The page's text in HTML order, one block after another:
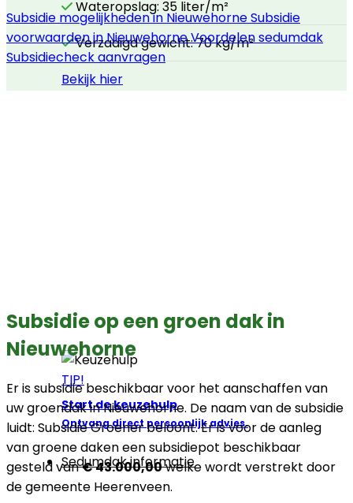
Wateropslag: 35 liter/m²
Verzadigd gewicht: 70 kg/m²
Bekijk hier
TIP!
Start de keuzehulp
Ontvang direct persoonlijk advies.
Sedumdak informatie
Subsidie mogelijkheden in NieuwehorneSubsidie
voorwaarden in NieuwehorneVoordelen sedumdak
Subsidiecheck aanvragen
Subsidie op een groen dak in
Nieuwehorne
Er is subsidie beschikbaar voor het aanschaffen van
uw groendak in Nieuwehorne. De naam van de subsidie
luidt: Subsidie Groener beloont. Er is voor de aanleg
van groene daken een subsidiepot beschikbaar
gesteld van€ 43.000,00welke wordt verstrekt door
de gemeente Heerenveen.